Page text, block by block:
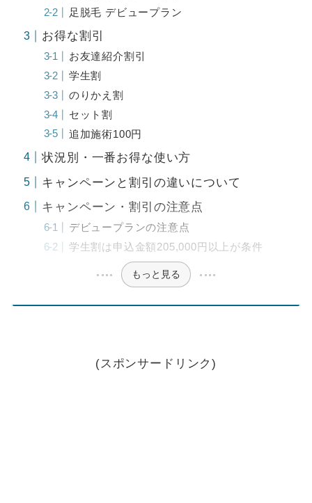
足脱毛 デビュープラン
お得な割引
お友達紹介割引
学生割
のりかえ割
セット割
追加施術100円
状況別・一番お得な使い方
キャンペーンと割引の違いについて
キャンペーン・割引の注意点
デビュープランの注意点
学生割は申込金額205,000円以上が条件
もっと見る
(スポンサードリンク)